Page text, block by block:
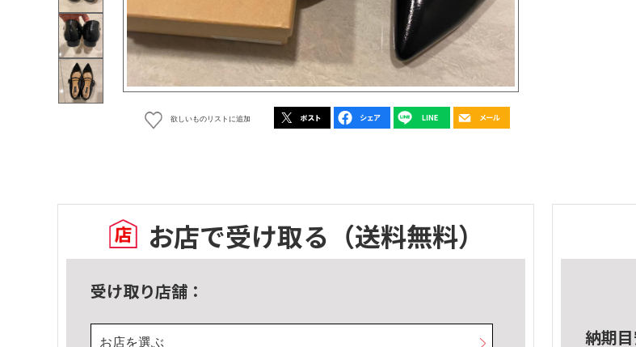
欲しいものリストに追加
お店で受け取る （送料無料）
受け取り店舗：
お店を選ぶ 納期目